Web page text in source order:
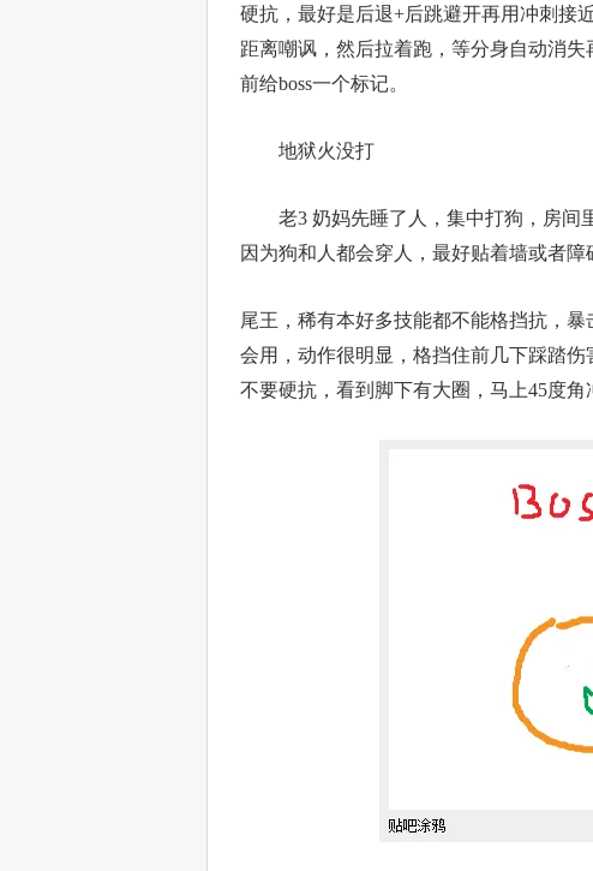
硬抗，最好是后退+后跳避开再用冲刺接
距离嘲讽，然后拉着跑，等分身自动消
前给boss一个标记。
地狱火没打
老3 奶妈先睡了人，集中打狗，房间里
因为狗和人都会穿人，最好贴着墙或者障
尾王，稀有本好多技能都不能格挡抗，
会用，动作很明显，格挡住前几下踩踏伤
不要硬抗，看到脚下有大圈，马上45度